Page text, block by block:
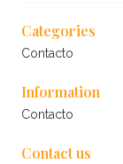
Categories
Contacto
Information
Contacto
Contact us